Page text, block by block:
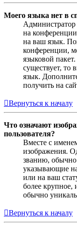
Моего языка нет в
Администратор
на
на ваш язык.
конференции,
языковой
существует, то
язык.
получить на
Вернуться к началу
Что означают
пользователя?
Вместе с
изображения.
званию, обычно
указывающие
или на ваш
более крупное,
обычно
Вернуться к началу